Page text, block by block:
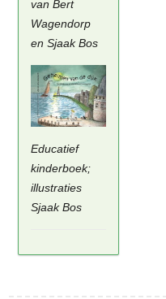
van Bert
Wagendorp
en Sjaak Bos
Educatief
kinderboek;
illustraties
Sjaak Bos